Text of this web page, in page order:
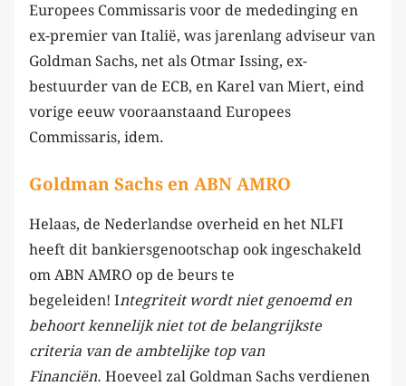
Europees Commissaris voor de mededinging en
ex-premier van Italië, was jarenlang adviseur van
Goldman Sachs, net als Otmar Issing, ex-
bestuurder van de ECB, en Karel van Miert, eind
vorige eeuw vooraanstaand Europees
Commissaris, idem.
Goldman Sachs en ABN AMRO
Helaas, de Nederlandse overheid en het NLFI
heeft dit bankiersgenootschap ook ingeschakeld
om ABN AMRO op de beurs te
begeleiden! Integriteit wordt niet genoemd en
behoort kennelijk niet tot de belangrijkste
criteria van de ambtelijke top van
Financiën. Hoeveel zal Goldman Sachs verdienen